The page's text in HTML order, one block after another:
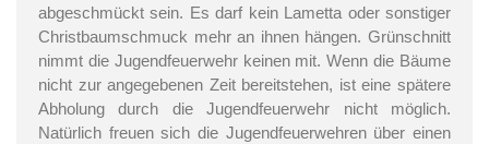
abgeschmückt sein. Es darf kein Lametta oder sonstiger
Christbaumschmuck mehr an ihnen hängen. Grünschnitt
nimmt die Jugendfeuerwehr keinen mit. Wenn die Bäume
nicht zur angegebenen Zeit bereitstehen, ist eine spätere
Abholung durch die Jugendfeuerwehr nicht möglich.
Natürlich freuen sich die Jugendfeuerwehren über einen